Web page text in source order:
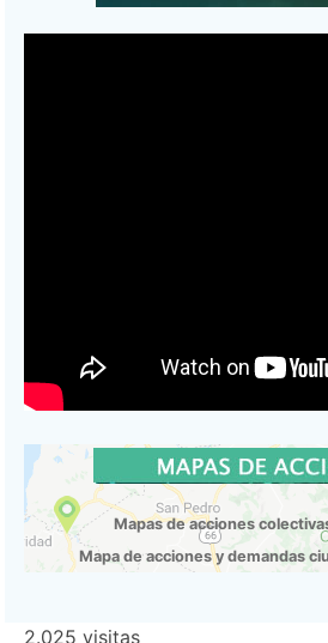
Mapas de acciones
Mapa de acciones y demandas
2.025 visitas